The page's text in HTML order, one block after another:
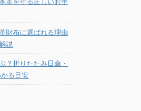
財布に選ばれる理由
説
？折りたたみ日傘・
る目安